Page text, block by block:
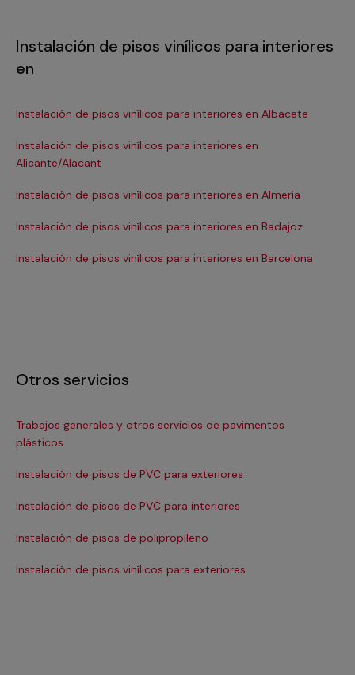
Instalación de pisos vinílicos para interiores
en
Instalación de pisos vinílicos para interiores en Albacete
Instalación de pisos vinílicos para interiores en
Alicante/Alacant
Instalación de pisos vinílicos para interiores en Almería
Instalación de pisos vinílicos para interiores en Badajoz
Instalación de pisos vinílicos para interiores en Barcelona
Otros servicios
Trabajos generales y otros servicios de pavimentos
plásticos
Instalación de pisos de PVC para exteriores
Instalación de pisos de PVC para interiores
Instalación de pisos de polipropileno
Instalación de pisos vinílicos para exteriores